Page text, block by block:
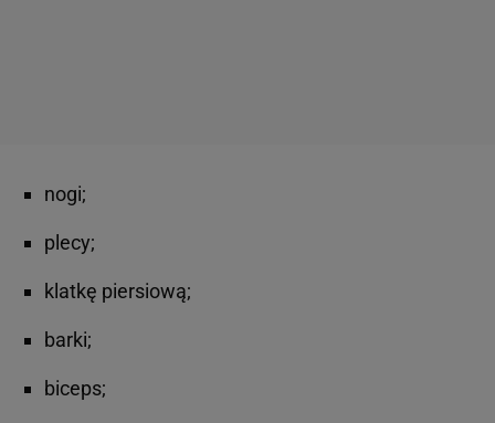
nogi;
plecy;
klatkę piersiową;
barki;
biceps;